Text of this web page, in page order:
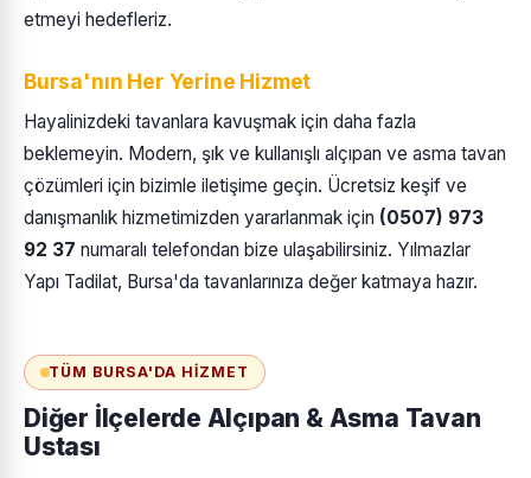
etmeyi hedefleriz.
Bursa'nın Her Yerine Hizmet
Hayalinizdeki tavanlara kavuşmak için daha fazla
beklemeyin. Modern, şık ve kullanışlı alçıpan ve asma tavan
çözümleri için bizimle iletişime geçin. Ücretsiz keşif ve
danışmanlık hizmetimizden yararlanmak için (0507) 973
92 37 numaralı telefondan bize ulaşabilirsiniz. Yılmazlar
Yapı Tadilat, Bursa'da tavanlarınıza değer katmaya hazır.
TÜM BURSA'DA HIZMET
Diğer İlçelerde Alçıpan & Asma Tavan
Ustası